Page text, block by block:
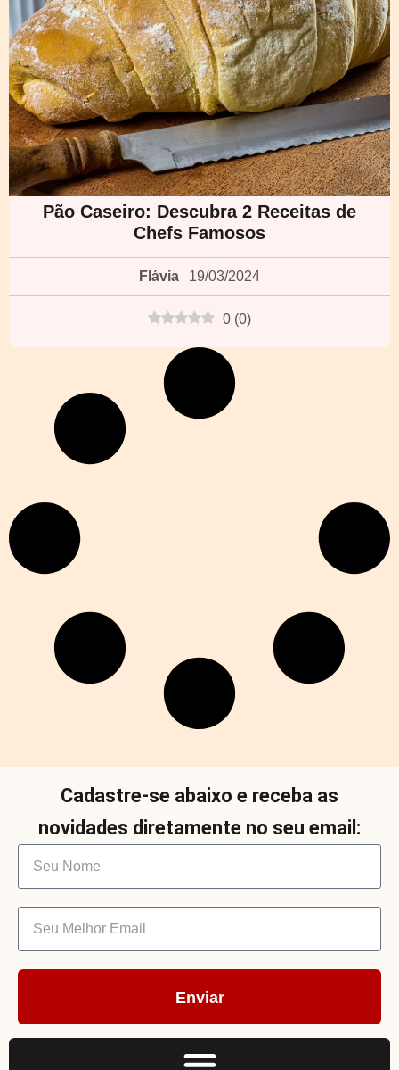
Pão Caseiro: Descubra 2 Receitas de
Chefs Famosos
Flávia 19/03/2024
0 (0)
Cadastre-se abaixo e receba as
novidades diretamente no seu email:
Enviar